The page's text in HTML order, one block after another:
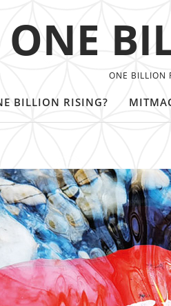
ONE
ONE BILLION
BILLION RISING?